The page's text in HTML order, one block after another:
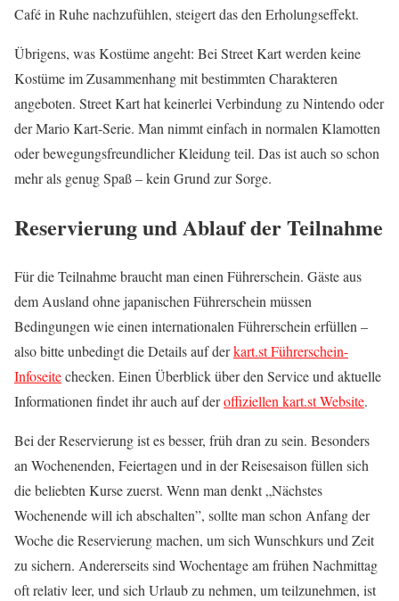
Café in Ruhe nachzufühlen, steigert das den Erholungseffekt.
Übrigens, was Kostüme angeht: Bei Street Kart werden keine
Kostüme im Zusammenhang mit bestimmten Charakteren
angeboten. Street Kart hat keinerlei Verbindung zu Nintendo oder
der Mario Kart-Serie. Man nimmt einfach in normalen Klamotten
oder bewegungsfreundlicher Kleidung teil. Das ist auch so schon
mehr als genug Spaß – kein Grund zur Sorge.
Reservierung und Ablauf der Teilnahme
Für die Teilnahme braucht man einen Führerschein. Gäste aus
dem Ausland ohne japanischen Führerschein müssen
Bedingungen wie einen internationalen Führerschein erfüllen –
also bitte unbedingt die Details auf derkart.st Führerschein-
Infoseitechecken. Einen Überblick über den Service und aktuelle
Informationen findet ihr auch auf deroffiziellen kart.st Website.
Bei der Reservierung ist es besser, früh dran zu sein. Besonders
an Wochenenden, Feiertagen und in der Reisesaison füllen sich
die beliebten Kurse zuerst. Wenn man denkt „Nächstes
Wochenende will ich abschalten”, sollte man schon Anfang der
Woche die Reservierung machen, um sich Wunschkurs und Zeit
zu sichern. Andererseits sind Wochentage am frühen Nachmittag
oft relativ leer, und sich Urlaub zu nehmen, um teilzunehmen, ist